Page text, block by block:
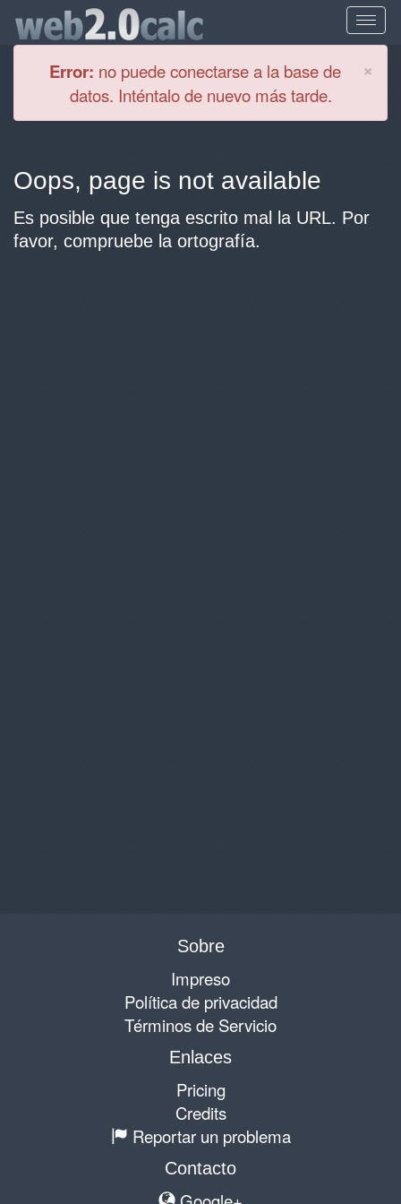
×
Error: no puede conectarse a la base de
datos. Inténtalo de nuevo más tarde.
Oops, page is not available
Es posible que tenga escrito mal la URL. Por
favor, compruebe la ortografía.
Sobre
Impreso
Política de privacidad
Términos de Servicio
Enlaces
Pricing
Credits
Reportar un problema
Contacto